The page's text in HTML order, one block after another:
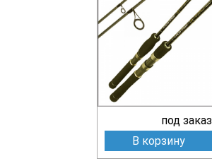
под заказ
В корзину